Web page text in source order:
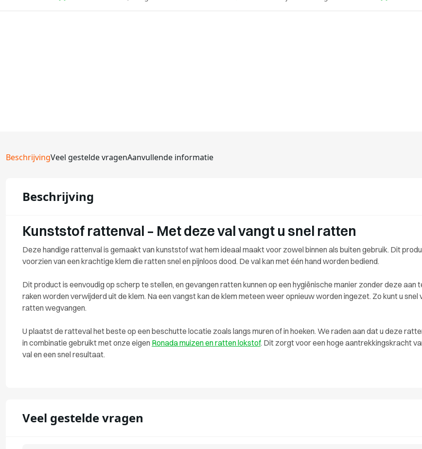
BeschrijvingVeel gestelde vragenAanvullende informatie
Beschrijving
Kunststof rattenval – Met deze val vangt u snel ratten
Deze handige rattenval is gemaakt van kunststof wat hem ideaal maakt voor zowel binnen als buiten gebruik. Dit
voorzien van een krachtige klem die ratten snel en pijnloos dood. De val kan met één hand worden bediend.
Dit product is eenvoudig op scherp te stellen, en gevangen ratten kunnen op een hygiënische manier zonder deze aan
raken worden verwijderd uit de klem. Na een vangst kan de klem meteen weer opnieuw worden ingezet. Zo kunt u snel
ratten wegvangen.
U plaatst de ratteval het beste op een beschutte locatie zoals langs muren of in hoeken. We raden aan dat u deze
in combinatie gebruikt met onze eigen Ronada muizen en ratten lokstof. Dit zorgt voor een hoge aantrekkingskracht
val en een snel resultaat.
Veel gestelde vragen